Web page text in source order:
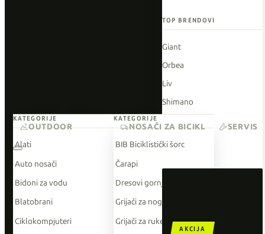
TOP BRENDOVI
Giant
Orbea
Liv
Shimano
O'Neal
AKCIJA
KATEGORIJE
Alati
Auto nosači
Bidoni za vodu
Blatobrani
Ciklokompjuteri
KATEGORIJE
BIB Biciklistički šorc
Čarapi
Dresovi gornji dio
Grijači za noge
Grijači za ruke
OUTDOOR NOSAČI ZA BICIKL SERVIS